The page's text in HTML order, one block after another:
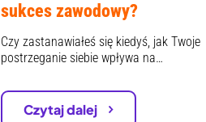
sukces zawodowy?
Czy zastanawiałeś się kiedyś, jak Twoje
postrzeganie siebie wpływa na…
Czytaj dalej